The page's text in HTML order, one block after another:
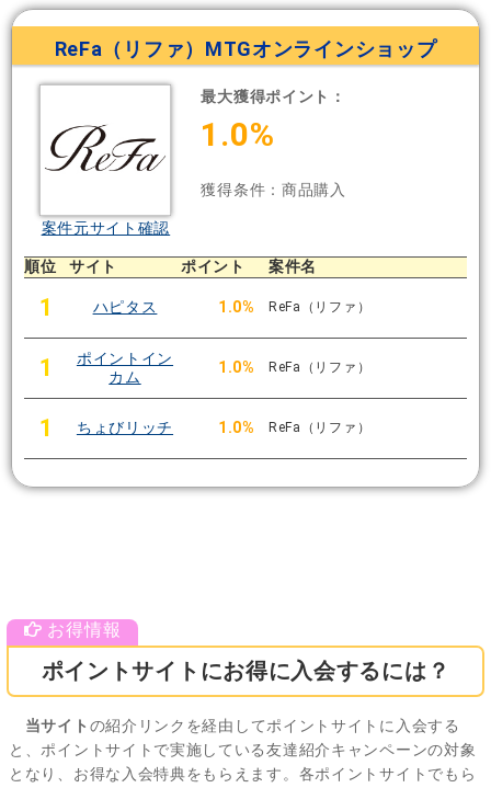
ReFa（リファ）MTGオンラインショップ
案件元サイト確認
最大獲得ポイント：
1.0%
獲得条件：商品購入
順位 サイト ポイント 案件名
1 ハピタス 1.0% ReFa（リファ）
1
ポイントイン
カム
1.0% ReFa（リファ）
1 ちょびリッチ 1.0% ReFa（リファ）
ポイントサイトにお得に入会するには？
当サイト の紹介リンクを経由してポイントサイトに入会する
と、ポイントサイトで実施している友達紹介キャンペーンの対象
となり、お得な入会特典をもらえます。各ポイントサイトでもら